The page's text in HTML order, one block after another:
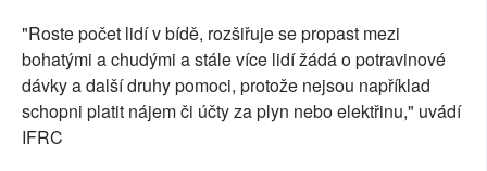
"Roste počet lidí v bídě, rozšiřuje se propast mezi
bohatými a chudými a stále více lidí žádá o potravinové
dávky a další druhy pomoci, protože nejsou například
schopni platit nájem či účty za plyn nebo elektřinu," uvádí
IFRC